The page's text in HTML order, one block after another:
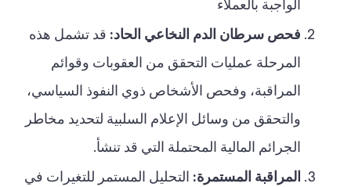
الواجبة بالعملاء
فحص سرطان الدم النخاعي الحاد: قد تشمل هذه
المرحلة عمليات التحقق من العقوبات وقوائم
المراقبة، وفحص الأشخاص ذوي النفوذ السياسي،
والتحقق من وسائل الإعلام السلبية لتحديد مخاطر
الجرائم المالية المحتملة التي قد تنشأ.
المراقبة المستمرة: التحليل المستمر للتغيرات في